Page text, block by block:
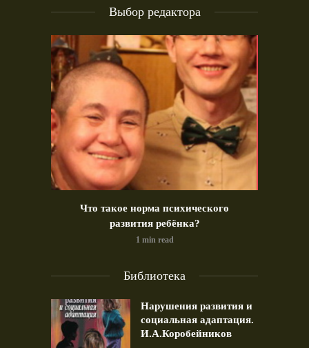
Выбор редактора
Что такое норма психического
развития ребёнка?
1 min read
Библиотека
Нарушения развития и
социальная адаптация.
И.А.Коробейников